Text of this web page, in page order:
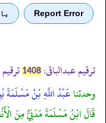
Report Error
ترقیم عبدالباقی: 1408
وحدثناعَبْدُ اللَّهِ بْنُ مَسْلَمَةَ
قَالَ ابْنُ مَسْلَمَةَ مَدَنِيٌّ مِنَ